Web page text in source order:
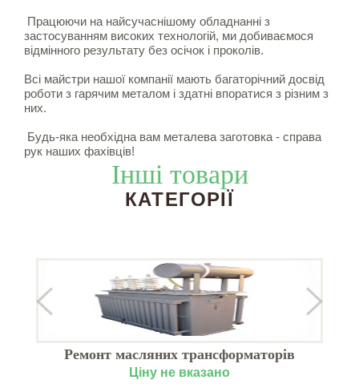
Працюючи на найсучаснішому обладнанні з
застосуванням високих технологій, ми добиваємося
відмінного результату без осічок і проколів.
Всі майстри нашої компанії мають багаторічний досвід
роботи з гарячим металом і здатні впоратися з різним з
них.
Будь-яка необхідна вам металева заготовка - справа
рук наших фахівців!
Інші товари
КАТЕГОРІЇ
Ремонт масляних трансформаторів
Ціну не вказано